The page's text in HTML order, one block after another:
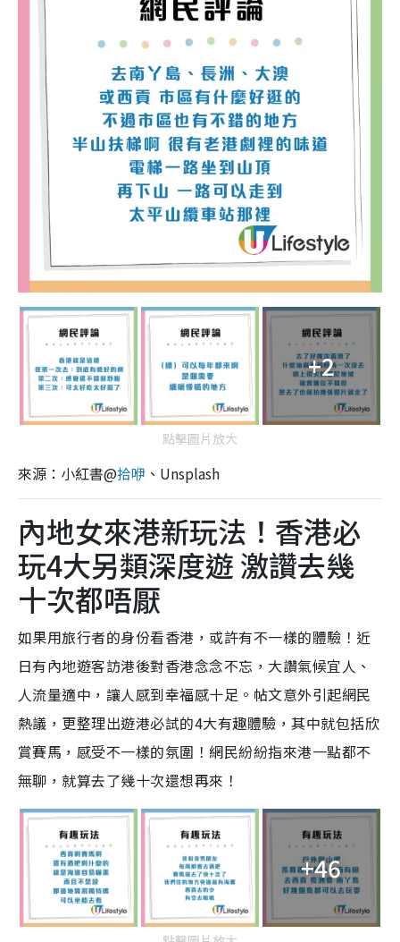
+2
點擊圖片放大
來源：小紅書@拾咿 、Unsplash
內地女來港新玩法！香港必
玩4大另類深度遊 激讚去幾
十次都唔厭
如果用旅行者的身份看香港，或許有不一樣的體驗！近
日有內地遊客訪港後對香港念念不忘，大讚氣候宜人、
人流量適中，讓人感到幸福感十足。帖文意外引起網民
熱議，更整理出遊港必試的4大有趣體驗，其中就包括欣
賞賽馬，感受不一樣的氛圍！網民紛紛指來港一點都不
無聊，就算去了幾十次還想再來！
+46